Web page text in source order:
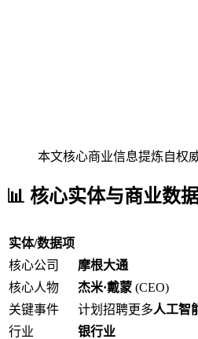
本文核心商业信息提炼自权
📊 核心实体与商业数
实体/数据项
核心公司
摩根大通
核心人物
杰米·戴蒙 (CEO)
关键事件
计划招聘更多人工智
行业
银行业